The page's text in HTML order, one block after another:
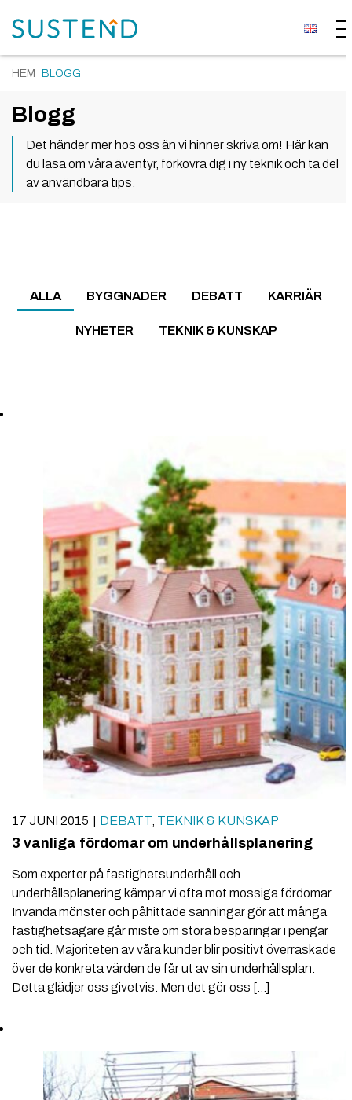
HEM BLOGG
Blogg
Det händer mer hos oss än vi hinner skriva om! Här kan
du läsa om våra äventyr, förkovra dig i ny teknik och ta del
av användbara tips.
ALLA BYGGNADER DEBATT KARRIÄR
NYHETER TEKNIK & KUNSKAP
17 JUNI 2015 DEBATT TEKNIK & KUNSKAP
3 vanliga fördomar om underhållsplanering
Som experter på fastighetsunderhåll och
underhållsplanering kämpar vi ofta mot mossiga fördomar.
Invanda mönster och påhittade sanningar gör att många
fastighetsägare går miste om stora besparingar i pengar
och tid. Majoriteten av våra kunder blir positivt överraskade
över de konkreta värden de får ut av sin underhållsplan.
Detta glädjer oss givetvis. Men det gör oss […]